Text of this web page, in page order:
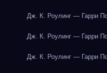
Дж. К. Роулинг — Гарри
Дж. К. Роулинг — Гарри
Дж. К. Роулинг — Гарри